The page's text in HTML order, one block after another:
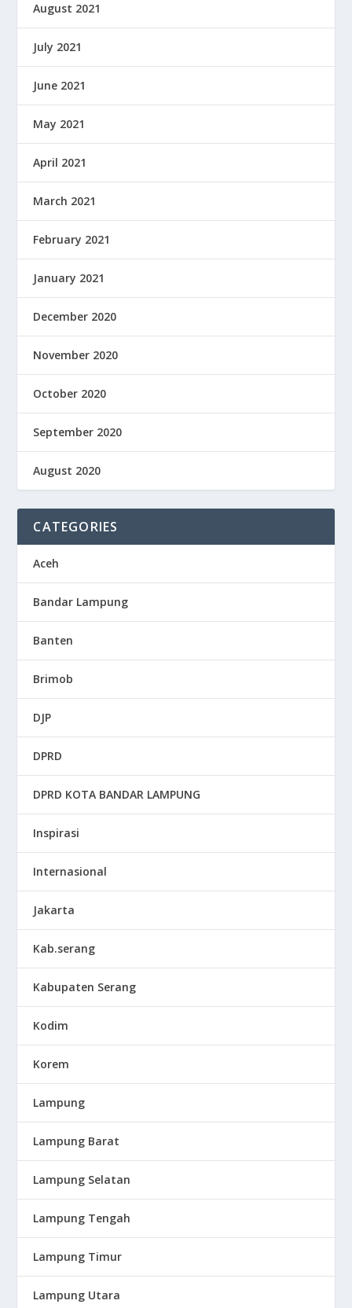
August 2021
July 2021
June 2021
May 2021
April 2021
March 2021
February 2021
January 2021
December 2020
November 2020
October 2020
September 2020
August 2020
CATEGORIES
Aceh
Bandar Lampung
Banten
Brimob
DJP
DPRD
DPRD KOTA BANDAR LAMPUNG
Inspirasi
Internasional
Jakarta
Kab.serang
Kabupaten Serang
Kodim
Korem
Lampung
Lampung Barat
Lampung Selatan
Lampung Tengah
Lampung Timur
Lampung Utara